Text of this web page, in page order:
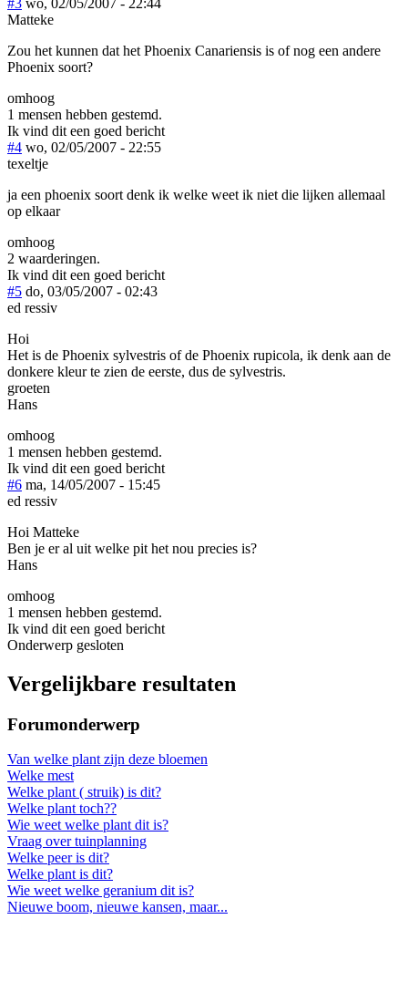
Matteke
Zou het kunnen dat het Phoenix Canariensis is of nog een andere
Phoenix soort?
omhoog
1 mensen hebben gestemd.
Ik vind dit een goed bericht
#4 wo, 02/05/2007 - 22:55
texeltje
ja een phoenix soort denk ik welke weet ik niet die lijken allemaal
op elkaar
omhoog
2 waarderingen.
Ik vind dit een goed bericht
#5 do, 03/05/2007 - 02:43
ed ressiv
Hoi
Het is de Phoenix sylvestris of de Phoenix rupicola, ik denk aan de
donkere kleur te zien de eerste, dus de sylvestris.
groeten
Hans
omhoog
1 mensen hebben gestemd.
Ik vind dit een goed bericht
#6 ma, 14/05/2007 - 15:45
ed ressiv
Hoi Matteke
Ben je er al uit welke pit het nou precies is?
Hans
omhoog
1 mensen hebben gestemd.
Ik vind dit een goed bericht
Onderwerp gesloten
Vergelijkbare resultaten
Forumonderwerp
Van welke plant zijn deze bloemen
Welke mest
Welke plant ( struik) is dit?
Welke plant toch??
Wie weet welke plant dit is?
Vraag over tuinplanning
Welke peer is dit?
Welke plant is dit?
Wie weet welke geranium dit is?
Nieuwe boom, nieuwe kansen, maar...